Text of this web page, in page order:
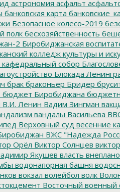
астрономия асфальт
банковская карта
Безопасное колесо-2019
полкбесхозяйственность
2 Биробиджанская
колледж культуры и
собор
Блокада
брак браконьер Бридер
бюджет Биробиджана
В.И. Ленин Вадим Зингман
вандалы Васильева
Верховный суд весенние
ВЖС "Надежда
Орёл Виктор Солнцев
Якушев власть
водонапорная башня
вокзал волейбол волк
Восточный военный